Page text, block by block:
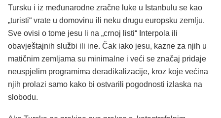
Tursku i iz međunarodne zračne luke u Istanbulu se kao
„turisti“ vrate u domovinu ili neku drugu europsku zemlju.
Sve ovisi o tome jesu li na „crnoj listi“ Interpola ili
obavještajnih službi ili ine. Čak iako jesu, kazne za njih u
matičnim zemljama su minimalne i veći se značaj pridaje
neuspjelim programima deradikalizacije, kroz koje većina
njih prolazi samo kako bi ostvarili pogodnosti izlaska na
slobodu.